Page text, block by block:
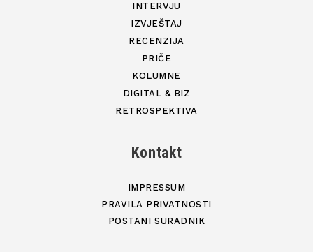
INTERVJU
IZVJEŠTAJ
RECENZIJA
PRIČE
KOLUMNE
DIGITAL & BIZ
RETROSPEKTIVA
Kontakt
IMPRESSUM
PRAVILA PRIVATNOSTI
POSTANI SURADNIK